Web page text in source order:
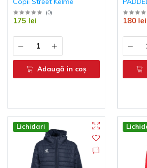
(0)
175 lei
Adaugă in coş
180 lei
Lichidari